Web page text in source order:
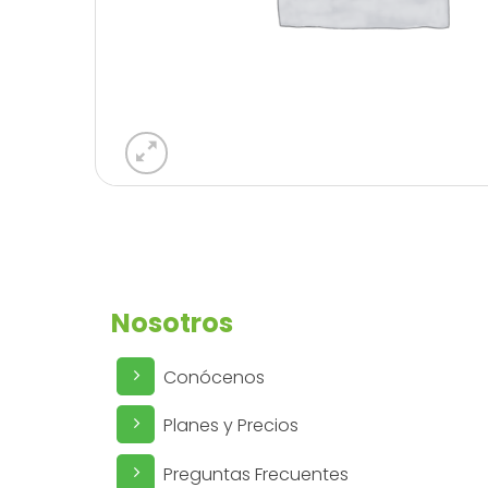
Nosotros
Conócenos
Planes y Precios
Preguntas Frecuentes